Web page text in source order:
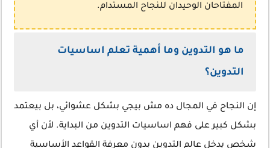
المفتاحان الوحيدان للنجاح المستدام.
ما هو التدوين وما أهمية تعلم اساسيات
التدوين؟
إن النجاح في المجال ده مش بيجي بشكل عشوائي، بل بيعتمد
بشكل كبير على فهم اساسيات التدوين من البداية. لأن أي
شخص يدخل عالم التدوين بدون معرفة القواعد الأساسية